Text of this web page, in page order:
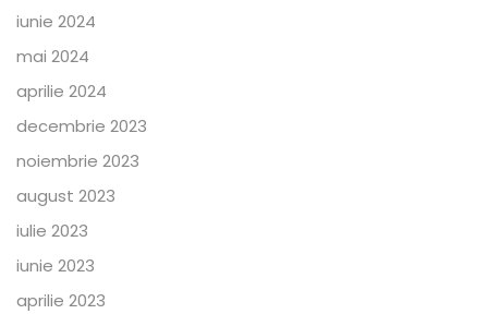
iunie 2024
mai 2024
aprilie 2024
decembrie 2023
noiembrie 2023
august 2023
iulie 2023
iunie 2023
aprilie 2023